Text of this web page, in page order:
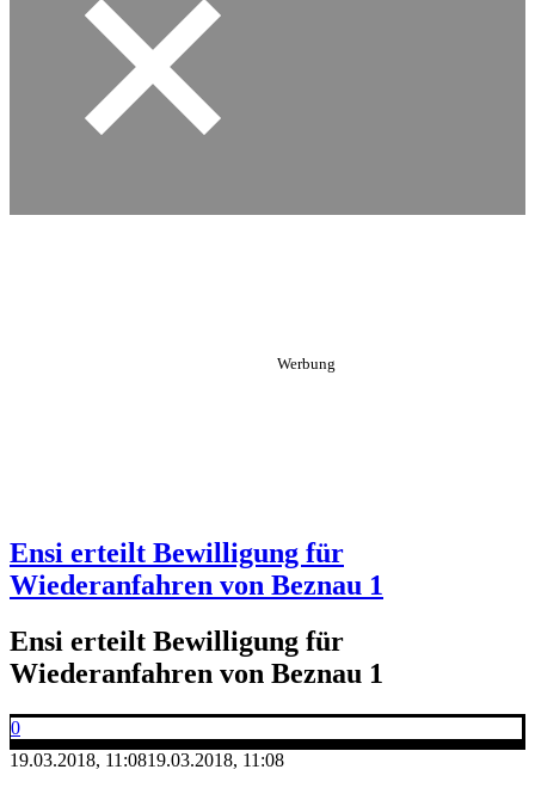
Ensi erteilt Bewilligung für
Wiederanfahren von Beznau 1
Ensi erteilt Bewilligung für
Wiederanfahren von Beznau 1
0
19.03.2018, 11:0819.03.2018, 11:08